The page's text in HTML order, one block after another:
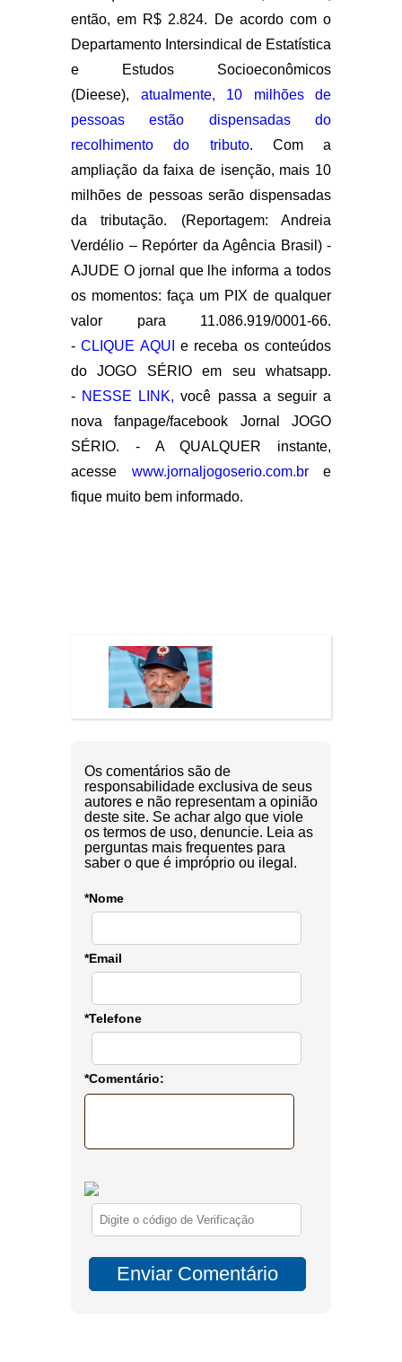
então, em R$ 2.824. De acordo com o
Departamento Intersindical de Estatística
e Estudos Socioeconômicos
(Dieese), atualmente, 10 milhões de
pessoas estão dispensadas do
recolhimento do tributo. Com a
ampliação da faixa de isenção, mais 10
milhões de pessoas serão dispensadas
da tributação. (Reportagem: Andreia
Verdélio – Repórter da Agência Brasil) -
AJUDE O jornal que lhe informa a todos
os momentos: faça um PIX de qualquer
valor para 11.086.919/0001-66.
-CLIQUE AQUI
e receba os conteúdos
do JOGO SÉRIO em seu whatsapp.
- NESSE LINK, você passa a seguir a
nova fanpage/facebook Jornal JOGO
SÉRIO. - A QUALQUER instante,
acesse www.jornaljogoserio.com.bre
fique muito bem informado.
Os comentários são de
responsabilidade exclusiva de seus
autores e não representam a opinião
deste site. Se achar algo que viole
os termos de uso, denuncie. Leia as
perguntas mais frequentes para
saber o que é impróprio ou ilegal.
*Nome
*Email
*Telefone
*Comentário: